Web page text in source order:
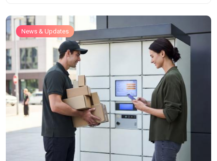
News & Updates